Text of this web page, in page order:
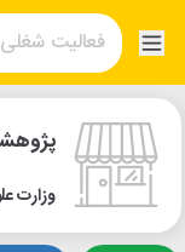
وزارت